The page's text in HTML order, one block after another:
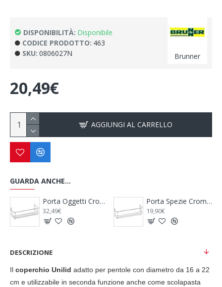
DISPONIBILITÀ: Disponibile
CODICE PRODOTTO: 463
SKU: 0806027N Brunner
20,49€
AGGIUNGI AL CARRELLO
GUARDA ANCHE...
Porta Oggetti Cromato
32,49€
Porta Spezie Cromato
19,90€
DESCRIZIONE
Il coperchio Unilid adatto per pentole con diametro da 16 a 22
cm e utilizzabile in seconda funzione anche come scolapasta